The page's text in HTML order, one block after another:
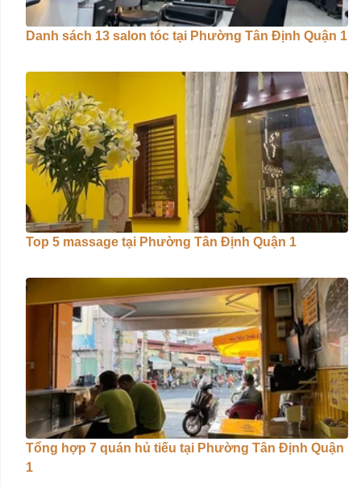
Danh sách 13 salon tóc tại Phường Tân Định Quận 1
Top 5 massage tại Phường Tân Định Quận 1
Tổng hợp 7 quán hủ tiếu tại Phường Tân Định Quận
1